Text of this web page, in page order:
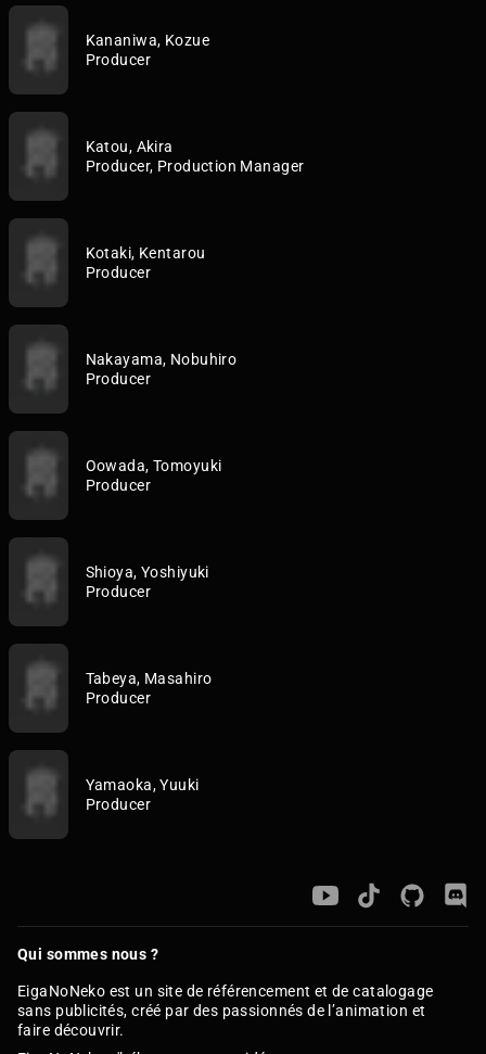
Kananiwa, Kozue
Producer
Katou, Akira
Producer, Production Manager
Kotaki, Kentarou
Producer
Nakayama, Nobuhiro
Producer
Oowada, Tomoyuki
Producer
Shioya, Yoshiyuki
Producer
Tabeya, Masahiro
Producer
Yamaoka, Yuuki
Producer
Qui sommes nous ?
EigaNoNeko est un site de référencement et de catalogage
sans publicités, créé par des passionnés de l’animation et
faire découvrir.